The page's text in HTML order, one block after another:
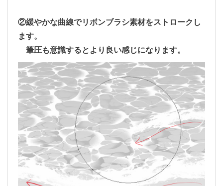
②緩やかな曲線でリボンブラシ素材をストロークし
ます。
筆圧も意識するとより良い感じになります。